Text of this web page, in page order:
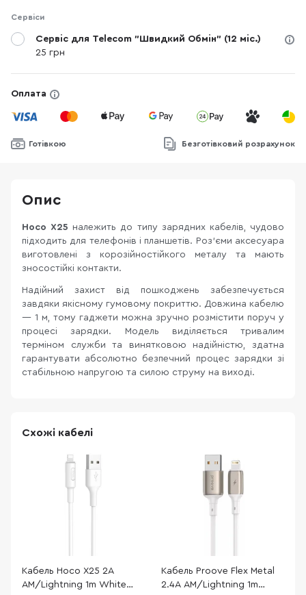
Сервіси
Сервіс для Telecom "Швидкий Обмін" (12 міс.)
25 грн
Оплата
Готівкою Безготівковий розрахунок
Опис
Hoco X25 належить до типу зарядних кабелів, чудово
підходить для телефонів і планшетів. Роз'єми аксесуара
виготовлені з корозійностійкого металу та мають
зносостійкі контакти.
Надійний захист від пошкоджень забезпечується
завдяки якісному гумовому покриттю. Довжина кабелю
— 1 м, тому гаджети можна зручно розмістити поруч у
процесі зарядки. Модель виділяється тривалим
терміном служби та винятковою надійністю, здатна
гарантувати абсолютно безпечний процес зарядки зі
стабільною напругою та силою струму на виході.
Схожі кабелі
Кабель Hoco X25 2A
AM/Lightning 1m White
Кабель Proove Flex Metal
2.4A AM/Lightning 1m